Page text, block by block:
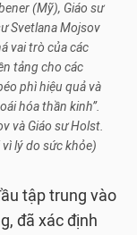
(Mỹ), Giáo sư
Svetlana Mojsov
vai trò của các
tảng cho các
phì hiệu quả và
hóa thần kinh”.
và Giáo sư Holst.
lý do sức khỏe)
tập trung vào
đã xác định